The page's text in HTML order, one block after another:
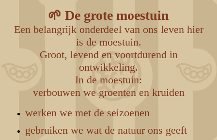
🌱 De grote moestuin
Een belangrijk onderdeel van ons leven hier
is de moestuin.
Groot, levend en voortdurend in
ontwikkeling.
In de moestuin:
verbouwen we groenten en kruiden
werken we met de seizoenen
gebruiken we wat de natuur ons geeft